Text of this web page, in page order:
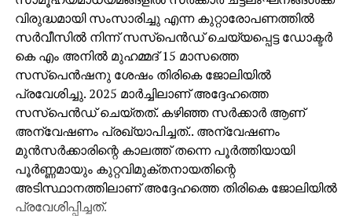
വിരുദ്ധമായി സംസാരിച്ചു എന്ന കുറ്റാരോപണത്തില്‍
സര്‍വീസില്‍ നിന്ന് സസ്‌പെന്‍ഡ് ചെയ്യപ്പെട്ട ഡോക്ടര്‍
കെ എം അനില്‍ മുഹമ്മദ് 15 മാസത്തെ
സസ്‌പെന്‍ഷനു ശേഷം തിരികെ ജോലിയില്‍
പ്രവേശിച്ചു. 2025 മാര്‍ച്ചിലാണ് അദ്ദേഹത്തെ
സസ്‌പെന്‍ഡ് ചെയ്തത്. കഴിഞ്ഞ സര്‍ക്കാര്‍ ആണ്
അന്വേഷണം പ്രഖ്യാപിച്ചത്.. അന്വേഷണം
മുന്‍സര്‍ക്കാരിന്റെ കാലത്ത് തന്നെ പൂര്‍ത്തിയായി
പൂര്‍ണ്ണമായും കുറ്റവിമുക്തനായതിന്റെ
അടിസ്ഥാനത്തിലാണ് അദ്ദേഹത്തെ തിരികെ ജോലിയില്‍
പ്രവേശിപ്പിച്ചത്.